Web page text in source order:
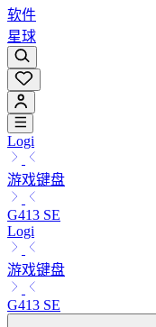
软件
星球
Logi
游戏键盘
G413 SE
Logi
游戏键盘
G413 SE